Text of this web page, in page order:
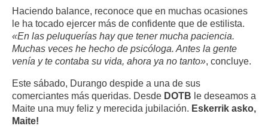
Haciendo balance, reconoce que en muchas ocasiones
le ha tocado ejercer más de confidente que de estilista.
«En las peluquerías hay que tener mucha paciencia.
Muchas veces he hecho de psicóloga. Antes la gente
venía y te contaba su vida, ahora ya no tanto», concluye.
Este sábado, Durango despide a una de sus
comerciantes más queridas. Desde DOTB le deseamos a
Maite una muy feliz y merecida jubilación. Eskerrik asko,
Maite!